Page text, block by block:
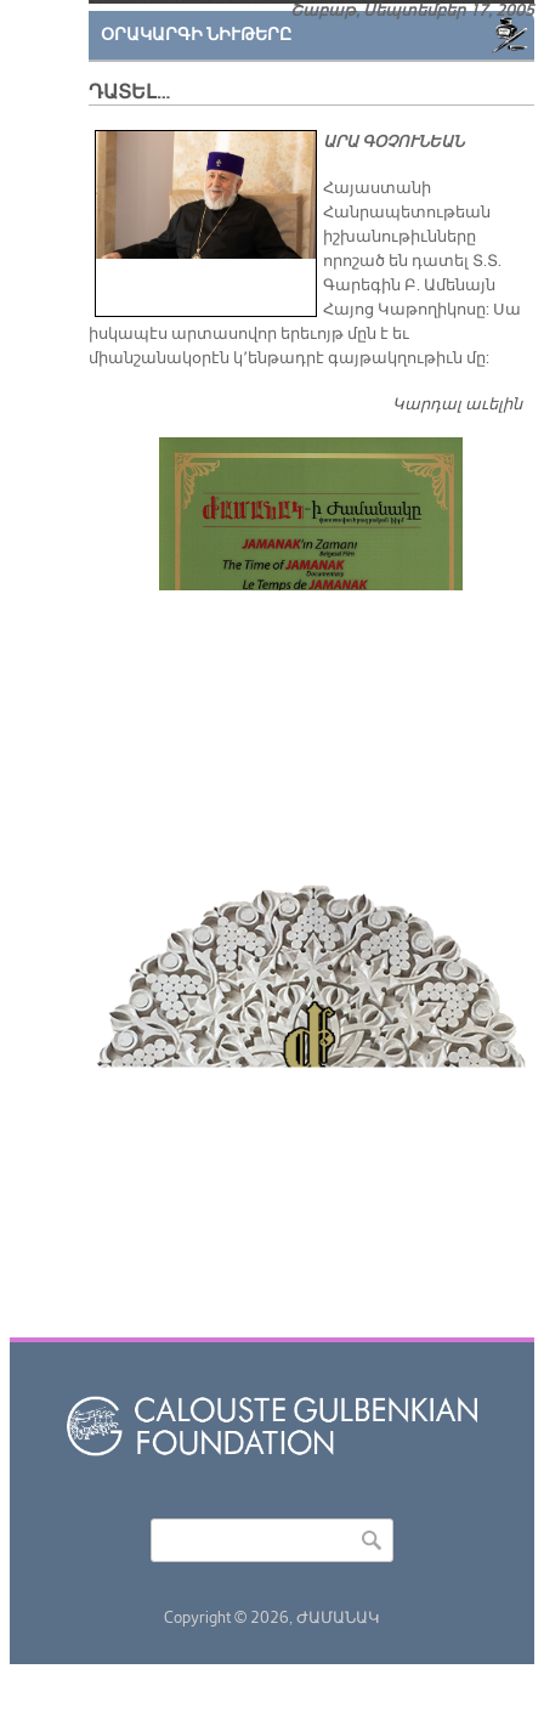
Շաբաթ, Սեպտեմբեր 17, 2005
ՕՐԱԿԱՐԳԻ ՆԻՒԹԵՐԸ
ԴԱՏԵԼ…
ԱՐԱ ԳՕՉՈՒՆԵԱՆ
​Հայաստանի
Հանրապետութեան
իշխանութիւնները
որոշած են դատել Տ.Տ.
Գարեգին Բ. Ամենայն
Հայոց Կաթողիկոսը: Սա
իսկապէս արտասովոր երեւոյթ մըն է եւ
միանշանակօրէն կ՚ենթադրէ գայթակղութիւն մը:
Կարդալ աւելին
Copyright © 2026, ԺԱՄԱՆԱԿ